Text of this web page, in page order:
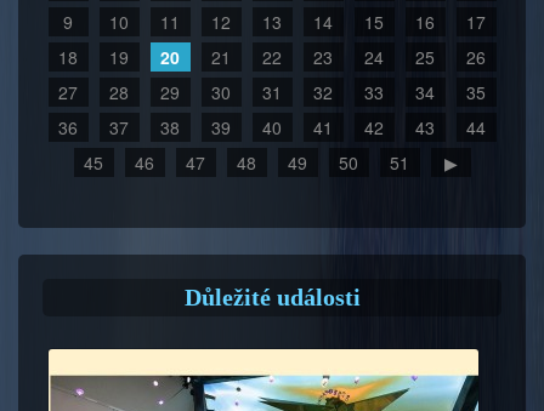
9
10 11 12 13 14 15 16
17
18
19 20 21 22 23 24 25
26
27
28 29 30 31 32 33 34
35
36
37 38 39 40 41 42 43
44
45
46 47 48 49 50 51 ▶
Důležité události